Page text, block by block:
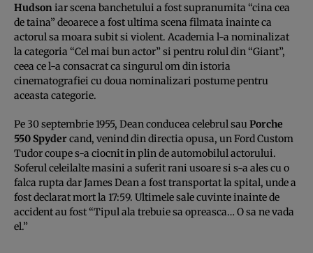
Hudsoniar scena banchetului a fost supranumita “cina cea
de taina” deoarece a fost ultima scena filmata inainte ca
actorul sa moara subit si violent. Academia l-a nominalizat
la categoria “Cel mai bun actor” si pentru rolul din “Giant”,
ceea ce l-a consacrat ca singurul om din istoria
cinematografiei cu doua nominalizari postume pentru
aceasta categorie.
Pe 30 septembrie 1955, Dean conducea celebrul sau Porche
550 Spydercand, venind din directia opusa, un Ford Custom
Tudor coupe s-a ciocnit in plin de automobilul actorului.
Soferul celeilalte masini a suferit rani usoare si s-a ales cu o
falca rupta dar James Dean a fost transportat la spital, unde a
fost declarat mort la 17:59. Ultimele sale cuvinte inainte de
accident au fost “Tipul ala trebuie sa opreasca… O sa ne vada
el.”